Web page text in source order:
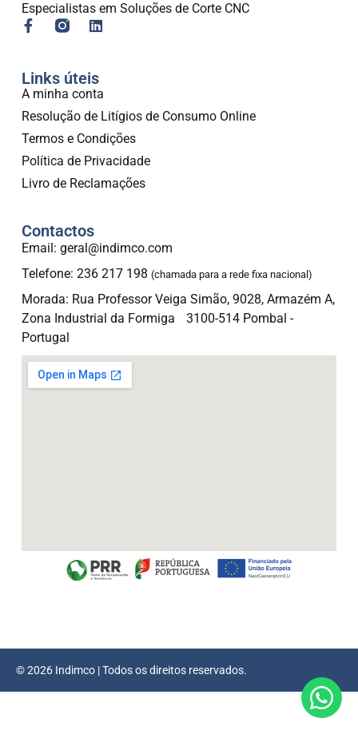
Especialistas em Soluções de Corte CNC
Links úteis
A minha conta
Resolução de Litígios de Consumo Online
Termos e Condições
Política de Privacidade
Livro de Reclamações
Contactos
Email: geral@indimco.com
Telefone: 236 217 198 (chamada para a rede fixa nacional)
Morada: Rua Professor Veiga Simão, 9028, Armazém A,
Zona Industrial da Formiga 3100-514 Pombal -
Portugal
© 2026 Indimco | Todos os direitos reservados.